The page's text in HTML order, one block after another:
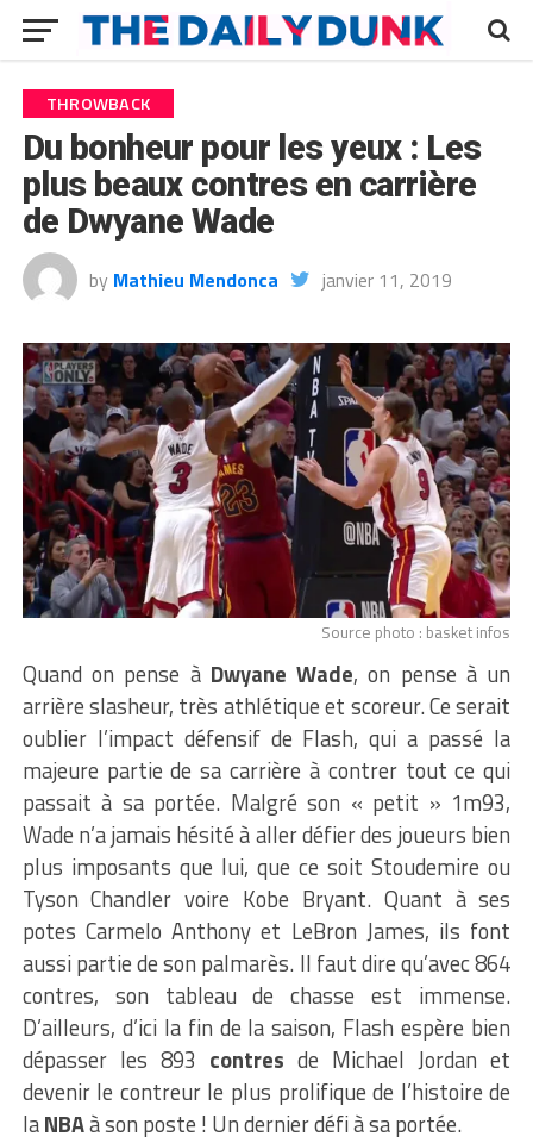
THROWBACK
Du bonheur pour les yeux : Les
plus beaux contres en carrière
de Dwyane Wade
by Mathieu Mendonca janvier 11, 2019
Source photo : basket infos
Quand on pense à Dwyane Wade, on pense à un
arrière slasheur, très athlétique et scoreur. Ce serait
oublier l’impact défensif de Flash, qui a passé la
majeure partie de sa carrière à contrer tout ce qui
passait à sa portée. Malgré son « petit » 1m93,
Wade n’a jamais hésité à aller défier des joueurs bien
plus imposants que lui, que ce soit Stoudemire ou
Tyson Chandler voire Kobe Bryant. Quant à ses
potes Carmelo Anthony et LeBron James, ils font
aussi partie de son palmarès. Il faut dire qu’avec 864
contres, son tableau de chasse est immense.
D’ailleurs, d’ici la fin de la saison, Flash espère bien
dépasser les 893 contres de Michael Jordan et
devenir le contreur le plus prolifique de l’histoire de
laNBAà son poste ! Un dernier défi à sa portée.